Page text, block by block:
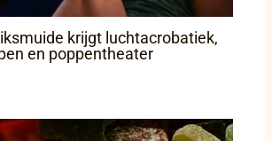
krijgt luchtacrobatiek,
en poppentheater